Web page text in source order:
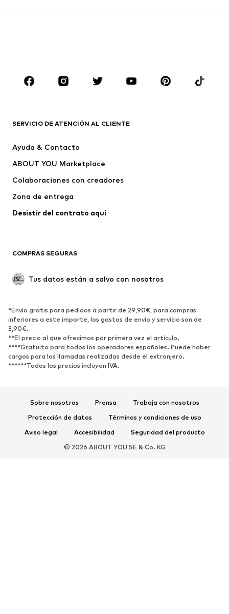
Zapatos
Deporte
Vestidos
Camisetas y tops
Chaquetas
Jerséis y punto
Ropa interior
Abrigos
Tallas grandes
Reciclado
ZAPATOS
Nuevo
Zapatillas de deporte
Botines
Zapatos de tacón y plataforma Botas
Zapatillas de casa
Exclusivo
SERVICIO DE ATENCIÓN AL CLIENTE
Ayuda & Contacto
ABOUT YOU Marketplace
Colaboraciones con creadores
Zona de entrega
Desistir del contrato aquí
COMPRAS SEGURAS
Tus datos están a salvo con nosotros
*Envío gratis para pedidos a partir de 29,90€, para compras
inferiores a este importe, los gastos de envío y servicio son de
3,90€.
**El precio al que ofrecimos por primera vez el artículo.
****Gratuito para todos los operadores españoles. Puede haber
cargos para las llamadas realizadas desde el extranjero.
******Todos los precios incluyen IVA.
Sobre nosotros Prensa
Trabaja con nosotros
Protección de datos
Términos y condiciones de uso
Aviso legal
Accesibilidad
Seguridad del producto
© 2026 ABOUT YOU SE & Co. KG